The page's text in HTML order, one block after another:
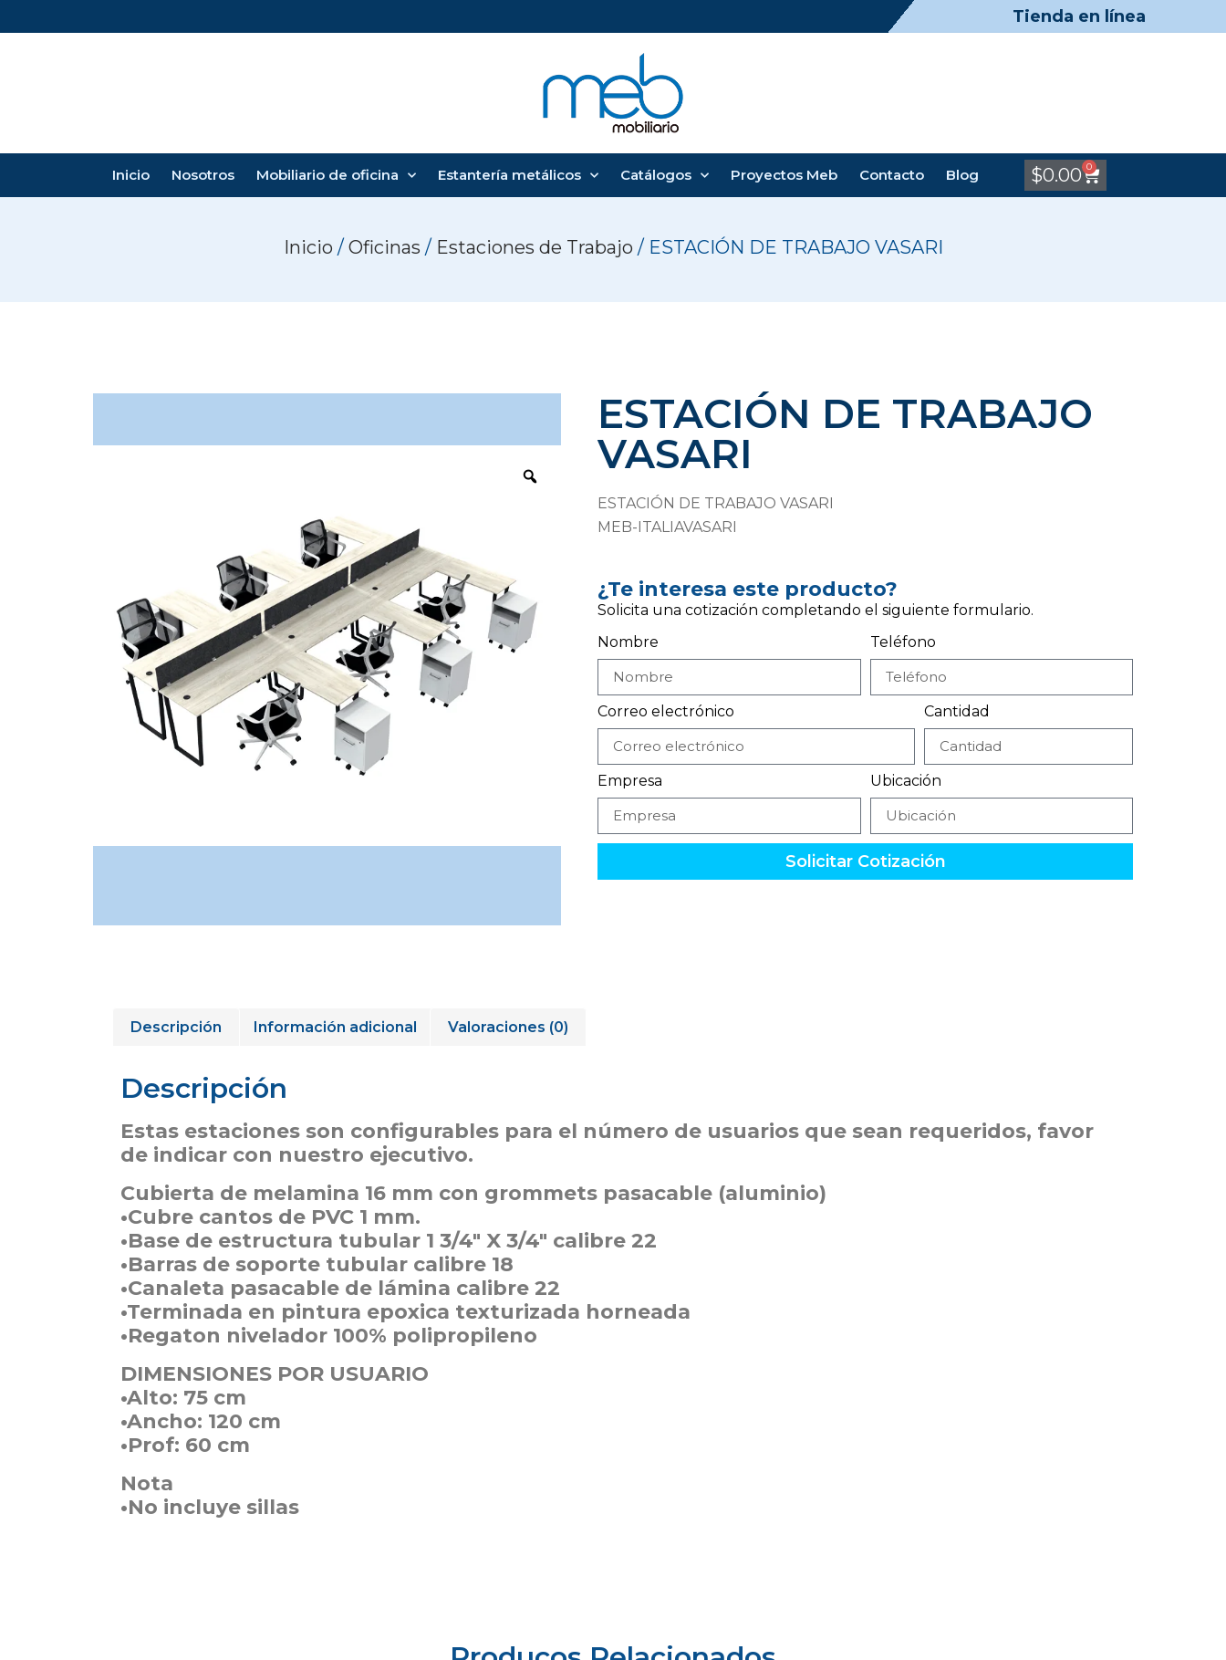
Tienda en línea
Inicio Nosotros Mobiliario de oficina Estantería metálicos Catálogos Proyectos Meb Contacto Blog $0.00 0
Inicio / Oficinas / Estaciones de Trabajo / ESTACIÓN DE TRABAJO VASARI
ESTACIÓN DE TRABAJO
VASARI
ESTACIÓN DE TRABAJO VASARI
MEB-ITALIAVASARI
¿Te interesa este producto?
Solicita una cotización completando el siguiente formulario.
Nombre
Teléfono
Correo electrónico Cantidad
Empresa Ubicación
Solicitar Cotización
Descripción Información adicional Valoraciones (0)
Descripción
Estas estaciones son configurables para el número de usuarios que sean requeridos, favor
de indicar con nuestro ejecutivo.
Cubierta de melamina 16 mm con grommets pasacable (aluminio)
•Cubre cantos de PVC 1 mm.
•Base de estructura tubular 1 3/4″ X 3/4″ calibre 22
•Barras de soporte tubular calibre 18
•Canaleta pasacable de lámina calibre 22
•Terminada en pintura epoxica texturizada horneada
•Regaton nivelador 100% polipropileno
DIMENSIONES POR USUARIO
•Alto: 75 cm
•Ancho: 120 cm
•Prof: 60 cm
Nota
•No incluye sillas